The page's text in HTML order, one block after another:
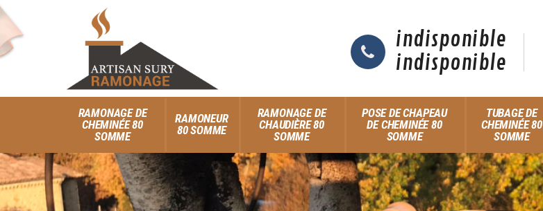
indisponible
indisponible
RAMONAGE DE
CHEMINÉE 80
SOMME
RAMONEUR
80 SOMME
RAMONAGE DE
CHAUDIÈRE 80
SOMME
POSE DE CHAPEAU
DE CHEMINÉE 80
SOMME
TUBAGE DE
CHEMINÉE 80
SOMME